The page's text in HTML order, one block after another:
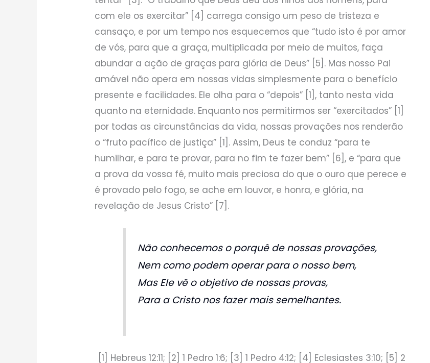
com ele os exercitar” [4] carrega consigo um peso de tristeza e
cansaço, e por um tempo nos esquecemos que “tudo isto é por amor
de vós, para que a graça, multiplicada por meio de muitos, faça
abundar a ação de graças para glória de Deus” [5]. Mas nosso Pai
amável não opera em nossas vidas simplesmente para o benefício
presente e facilidades. Ele olha para o “depois” [1], tanto nesta vida
quanto na eternidade. Enquanto nos permitirmos ser “exercitados” [1]
por todas as circunstâncias da vida, nossas provações nos renderão
o “fruto pacífico de justiça” [1]. Assim, Deus te conduz “para te
humilhar, e para te provar, para no fim te fazer bem” [6], e “para que
a prova da vossa fé, muito mais preciosa do que o ouro que perece e
é provado pelo fogo, se ache em louvor, e honra, e glória, na
revelação de Jesus Cristo” [7].
Não conhecemos o porquê de nossas provações,
Nem como podem operar para o nosso bem,
Mas Ele vê o objetivo de nossas provas,
Para a Cristo nos fazer mais semelhantes.
[1] Hebreus 12:11; [2] 1 Pedro 1:6; [3] 1 Pedro 4:12; [4] Eclesiastes 3:10; [5] 2